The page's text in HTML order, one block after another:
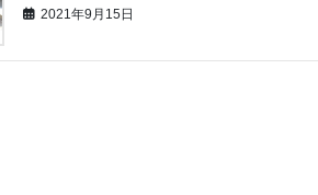
2021年9月15日